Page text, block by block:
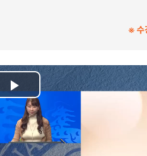
※ 수
Play
Video